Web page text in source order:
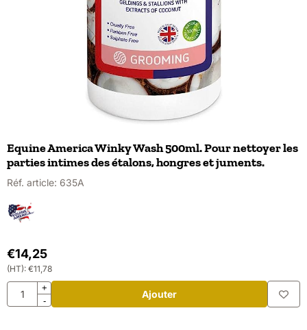
Equine America Winky Wash 500ml. Pour nettoyer les
parties intimes des étalons, hongres et juments.
Réf. article: 635A
€14,25
(HT): €11,78
Quantité+
-
Ajouter